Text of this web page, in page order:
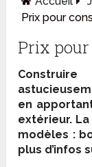
Prix pour
Prix
en
extérieur.
modèles :
plus d’infos